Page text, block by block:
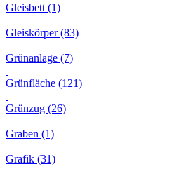
Gleisbett (1)
Gleiskörper (83)
Grünanlage (7)
Grünfläche (121)
Grünzug (26)
Graben (1)
Grafik (31)